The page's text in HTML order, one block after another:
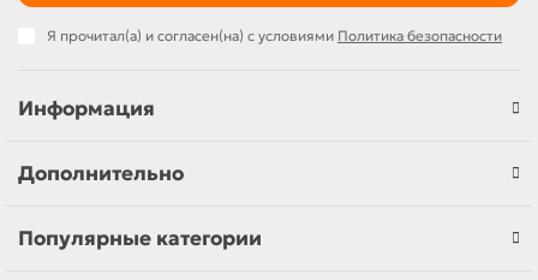
Я прочитал(а) и согласен(на) с условиями Политика безопасности
Информация
Дополнительно
Популярные категории